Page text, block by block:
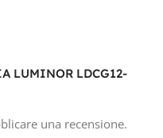
LUMINOR LDCG12-
una recensione.